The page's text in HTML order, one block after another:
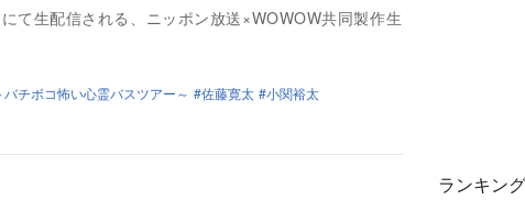
て生配信される、ニッポン放送×WOWOW共同製作生
チボコ怖い心霊バスツアー～ 佐藤寛太 小関裕太
ランキング